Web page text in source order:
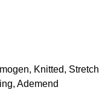
Knitted, Stretch
Ademend